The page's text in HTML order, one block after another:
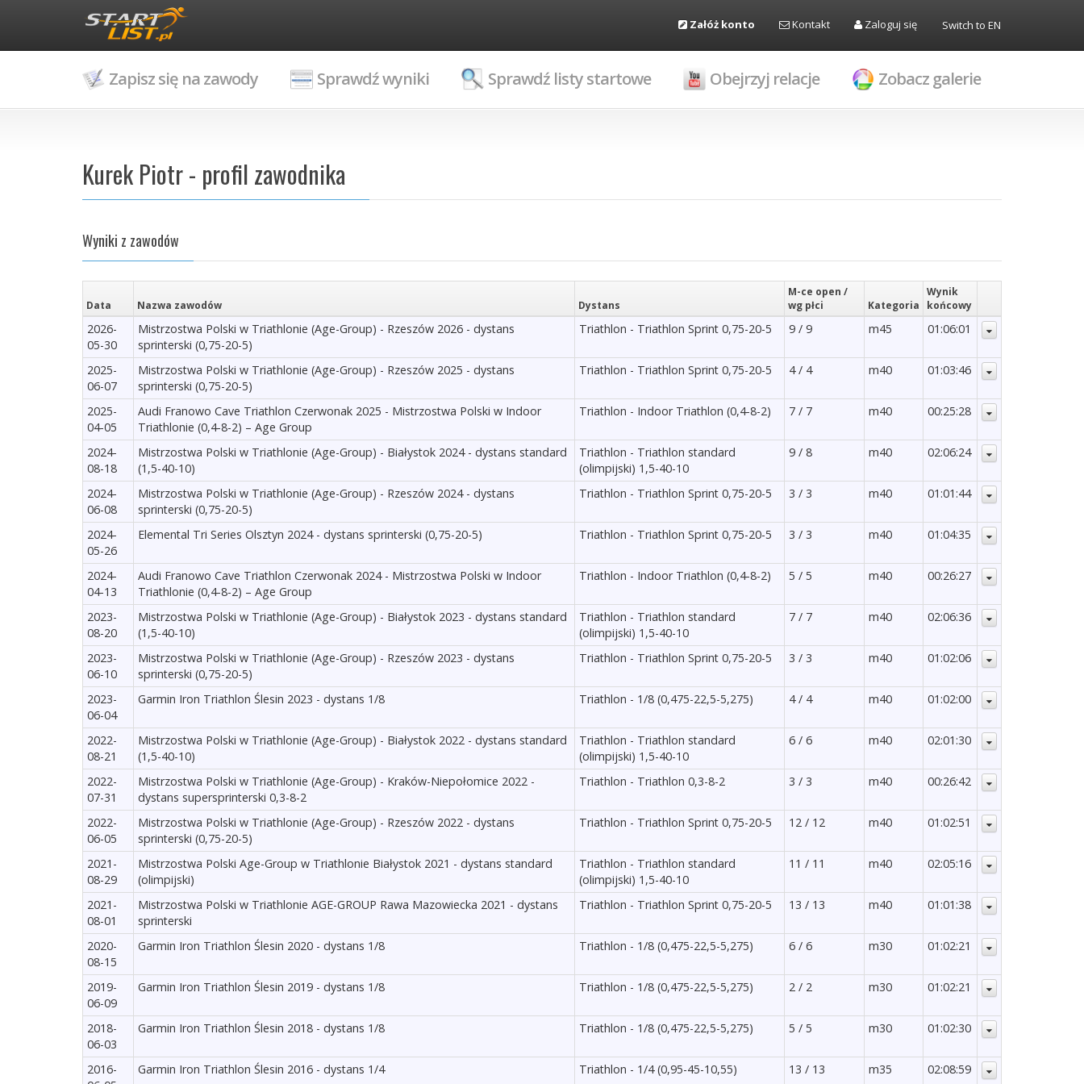
Załóż konto Kontakt Zaloguj się Switch to EN
Zapisz się na zawody Sprawdź wyniki Sprawdź listy startowe Obejrzyj relacje Zobacz galerie
Kurek Piotr - profil zawodnika
Wyniki z zawodów
Data Nazwa zawodów Dystans
M-ce open /
wg płci
Kategoria
Wynik
końcowy
2026-
05-30
Mistrzostwa Polski w Triathlonie (Age-Group) - Rzeszów 2026 - dystans
sprinterski (0,75-20-5)
Triathlon - Triathlon Sprint 0,75-20-5 9 / 9 m45 01:06:01
2025-
06-07
Mistrzostwa Polski w Triathlonie (Age-Group) - Rzeszów 2025 - dystans
sprinterski (0,75-20-5)
Triathlon - Triathlon Sprint 0,75-20-5 4 / 4 m40 01:03:46
2025-
04-05
Audi Franowo Cave Triathlon Czerwonak 2025 - Mistrzostwa Polski w Indoor
Triathlonie (0,4-8-2) – Age Group
Triathlon - Indoor Triathlon (0,4-8-2) 7 / 7 m40 00:25:28
2024-
08-18
Mistrzostwa Polski w Triathlonie (Age-Group) - Białystok 2024 - dystans standard
(1,5-40-10)
Triathlon - Triathlon standard
(olimpijski) 1,5-40-10
9 / 8 m40 02:06:24
2024-
06-08
Mistrzostwa Polski w Triathlonie (Age-Group) - Rzeszów 2024 - dystans
sprinterski (0,75-20-5)
Triathlon - Triathlon Sprint 0,75-20-5 3 / 3 m40 01:01:44
2024-
05-26
Elemental Tri Series Olsztyn 2024 - dystans sprinterski (0,75-20-5) Triathlon - Triathlon Sprint 0,75-20-5 3 / 3 m40 01:04:35
2024-
04-13
Audi Franowo Cave Triathlon Czerwonak 2024 - Mistrzostwa Polski w Indoor
Triathlonie (0,4-8-2) – Age Group
Triathlon - Indoor Triathlon (0,4-8-2) 5 / 5 m40 00:26:27
2023-
08-20
Mistrzostwa Polski w Triathlonie (Age-Group) - Białystok 2023 - dystans standard
(1,5-40-10)
Triathlon - Triathlon standard
(olimpijski) 1,5-40-10
7 / 7 m40 02:06:36
2023-
06-10
Mistrzostwa Polski w Triathlonie (Age-Group) - Rzeszów 2023 - dystans
sprinterski (0,75-20-5)
Triathlon - Triathlon Sprint 0,75-20-5 3 / 3 m40 01:02:06
2023-
06-04
Garmin Iron Triathlon Ślesin 2023 - dystans 1/8 Triathlon - 1/8 (0,475-22,5-5,275) 4 / 4 m40 01:02:00
2022-
08-21
Mistrzostwa Polski w Triathlonie (Age-Group) - Białystok 2022 - dystans standard
(1,5-40-10)
Triathlon - Triathlon standard
(olimpijski) 1,5-40-10
6 / 6 m40 02:01:30
2022-
07-31
Mistrzostwa Polski w Triathlonie (Age-Group) - Kraków-Niepołomice 2022 -
dystans supersprinterski 0,3-8-2
Triathlon - Triathlon 0,3-8-2 3 / 3 m40 00:26:42
2022-
06-05
Mistrzostwa Polski w Triathlonie (Age-Group) - Rzeszów 2022 - dystans
sprinterski (0,75-20-5)
Triathlon - Triathlon Sprint 0,75-20-5 12 / 12 m40 01:02:51
2021-
08-29
Mistrzostwa Polski Age-Group w Triathlonie Białystok 2021 - dystans standard
(olimpijski)
Triathlon - Triathlon standard
(olimpijski) 1,5-40-10
11 / 11 m40 02:05:16
2021-
08-01
Mistrzostwa Polski w Triathlonie AGE-GROUP Rawa Mazowiecka 2021 - dystans
sprinterski
Triathlon - Triathlon Sprint 0,75-20-5 13 / 13 m40 01:01:38
2020-
08-15
Garmin Iron Triathlon Ślesin 2020 - dystans 1/8 Triathlon - 1/8 (0,475-22,5-5,275) 6 / 6 m30 01:02:21
2019-
06-09
Garmin Iron Triathlon Ślesin 2019 - dystans 1/8 Triathlon - 1/8 (0,475-22,5-5,275) 2 / 2 m30 01:02:21
2018-
06-03
Garmin Iron Triathlon Ślesin 2018 - dystans 1/8 Triathlon - 1/8 (0,475-22,5-5,275) 5 / 5 m30 01:02:30
2016-
Garmin Iron Triathlon Ślesin 2016 - dystans 1/4 Triathlon - 1/4 (0,95-45-10,55) 13 / 13 m35 02:08:59